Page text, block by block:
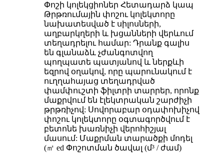
Փոշի կոլեկցիոներ Հետադարձ կապ
Թրթռումային փոշու կոլեկտորը
նախատեսված է սիլոսների,
աղբարկղերի և խցանների վերևում
տեղադրելու համար: Դրանք գալիս
են գլանաձև չժանգոտվող
պողպատե պատյանով և ներքևի
եզրով օղակով, որը պարունակում է
ուղղահայաց տեղադրված
փամփուշտի ֆիլտրի տարրեր, որոնք
մաքրվում են էլեկտրական շարժիչի
թրթռիչով: Սովորաբար օդափոխիչով
փոշու կոլեկտորը օգտագործվում է
բետոնե խառնիչի վերոհիշյալ
մասում: Մաքրման տարածքի մոդել
(㎡ ed Փոշոտման ծավալ (մ³ / ժամ)